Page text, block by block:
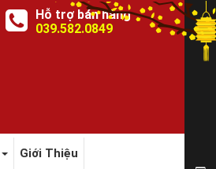
Hỗ trợ bán hàng
039.582.0849
Giới Thiệu